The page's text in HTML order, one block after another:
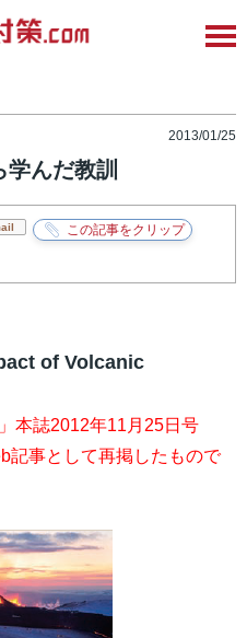
2013/01/25
んだ教訓
of Volcanic
本誌2012年11月25日号
記事として再掲したもので